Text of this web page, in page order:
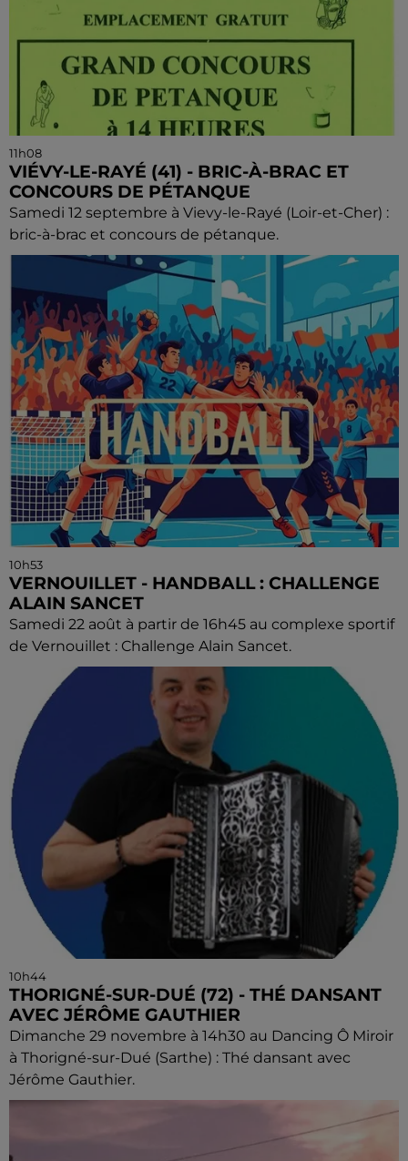
11h08
VIÉVY-LE-RAYÉ (41) - BRIC-À-BRAC ET
CONCOURS DE PÉTANQUE
Samedi 12 septembre à Vievy-le-Rayé (Loir-et-Cher) :
bric-à-brac et concours de pétanque.
10h53
VERNOUILLET - HANDBALL : CHALLENGE
ALAIN SANCET
Samedi 22 août à partir de 16h45 au complexe sportif
de Vernouillet : Challenge Alain Sancet.
10h44
THORIGNÉ-SUR-DUÉ (72) - THÉ DANSANT
AVEC JÉRÔME GAUTHIER
Dimanche 29 novembre à 14h30 au Dancing Ô Miroir
à Thorigné-sur-Dué (Sarthe) : Thé dansant avec
Jérôme Gauthier.